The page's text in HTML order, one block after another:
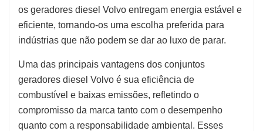
os geradores diesel Volvo entregam energia estável e
eficiente, tornando-os uma escolha preferida para
indústrias que não podem se dar ao luxo de parar.
Uma das principais vantagens dos conjuntos
geradores diesel Volvo é sua eficiência de
combustível e baixas emissões, refletindo o
compromisso da marca tanto com o desempenho
quanto com a responsabilidade ambiental. Esses